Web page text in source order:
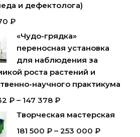
и дефектолога)
₽
«Чудо-грядка»
переносная установка
для наблюдения за
роста растений и
научного практикума
₽– 147 378 ₽
Творческая мастерская
181 500 ₽– 253 000 ₽